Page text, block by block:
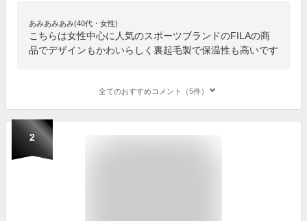
あみあみあみ(40代・女性)
こちらは女性中心に人気のスポーツブランドのFILAの商
品でデザインもかわいらしく裏起毛製で保温性も高いです
全てのおすすめコメント（5件）
2